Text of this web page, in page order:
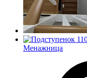
Менажница